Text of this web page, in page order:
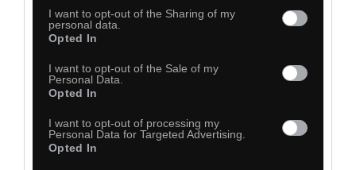
I want to opt-out of the Sharing of my
personal data.
Opted In
I want to opt-out of the Sale of my
Personal Data.
Opted In
I want to opt-out of processing my
Personal Data for Targeted Advertising.
Opted In